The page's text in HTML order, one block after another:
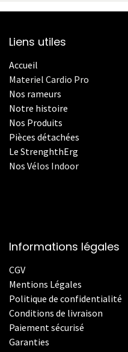
Liens utiles
Accueil
Materiel Cardio Pro
Nos rameurs
Notre histoire
Nos Produits
Pièces détachées
Le StrenghthErg
Nos Vélos Indoor
Informations légales
CGV
Mentions Légales
Politique de confidentialité
Conditions de livraison
Paiement sécurisé
Garanties